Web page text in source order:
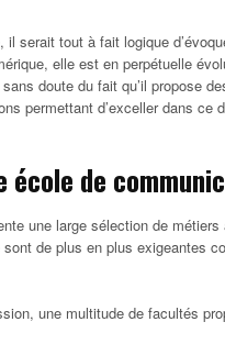
il serait tout à fait logique
elle est en perpétuelle
doute du fait qu’il propose
permettant d’exceller dans ce
de
une large sélection de
de plus en plus exigeantes
une multitude de facultés